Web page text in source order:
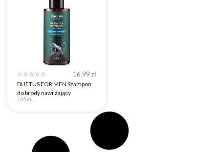
☆ ☆ ☆ ☆ ☆ 16.99 zł
DUETUS FOR MEN Szampon
do brody nawilżający
145 ml